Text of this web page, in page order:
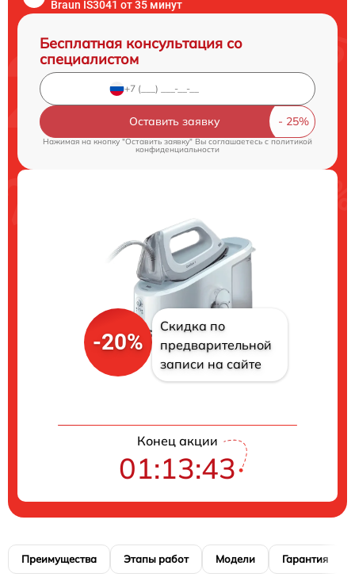
Braun IS3041 от 35 минут
Бесплатная консультация со
специалистом
Оставить заявку
Нажимая на кнопку "Оставить заявку" Вы соглашаетесь cполитикой
конфиденциальности
-20%
Скидка по
предварительной
записи на сайте
Конец акции
01:13:42
Преимущества Этапы работ Модели Гарантия